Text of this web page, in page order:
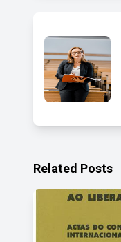
Related Posts